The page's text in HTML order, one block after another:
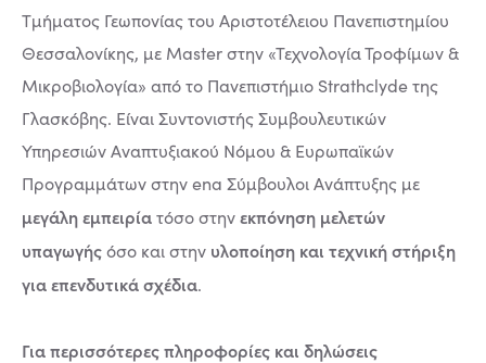
Τμήματος Γεωπονίας του Αριστοτέλειου Πανεπιστημίου
Θεσσαλονίκης, με Master στην «Τεχνολογία Τροφίμων &
Μικροβιολογία» από το Πανεπιστήμιο Strathclyde της
Γλασκόβης. Είναι Συντονιστής Συμβουλευτικών
Υπηρεσιών Αναπτυξιακού Νόμου & Ευρωπαϊκών
Προγραμμάτων στην ena Σύμβουλοι Ανάπτυξης με
μεγάλη εμπειρίατόσο στηνεκπόνηση μελετών
υπαγωγήςόσο και στην υλοποίηση και τεχνική στήριξη
για επενδυτικά σχέδια.
Για περισσότερες πληροφορίες και δηλώσεις